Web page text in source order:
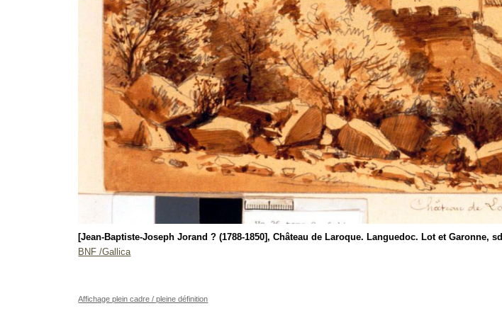
[Jean-Baptiste-Joseph Jorand ? (1788-1850], Château de Laroque. Languedoc. Lot et Garonne, sd
BNF /Gallica
Affichage plein cadre / pleine définition